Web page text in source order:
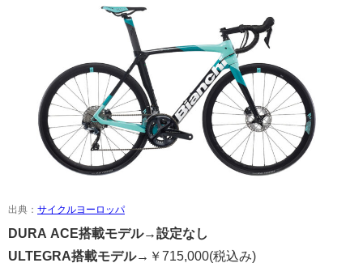
出典： サイクルヨーロッパ
DURA ACE搭載モデル→設定なし
ULTEGRA搭載モデル→ ￥715,000(税込み)